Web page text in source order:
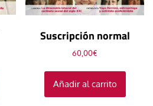
Suscripción normal
60,00€
Añadir al carrito